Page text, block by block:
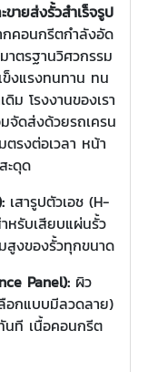
ขายส่งรั้วสำเร็จรูป
คอนกรีตกำลังอัด
าตรฐานวิศวกรรม
งแรงทนทาน ทน
ม โรงงานของเรา
ดส่งด้วยรถเครน
ตรงต่อเวลา หน้า
ะดุด
เสารูปตัวเอช (H-
หรับเสียบแผ่นรั้ว
สูงของรั้วทุกขนาด
Panel): ผิว
อกแบบมีลวดลาย)
นที เนื้อคอนกรีต